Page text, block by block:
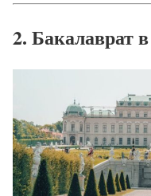
2. Бакалаврат